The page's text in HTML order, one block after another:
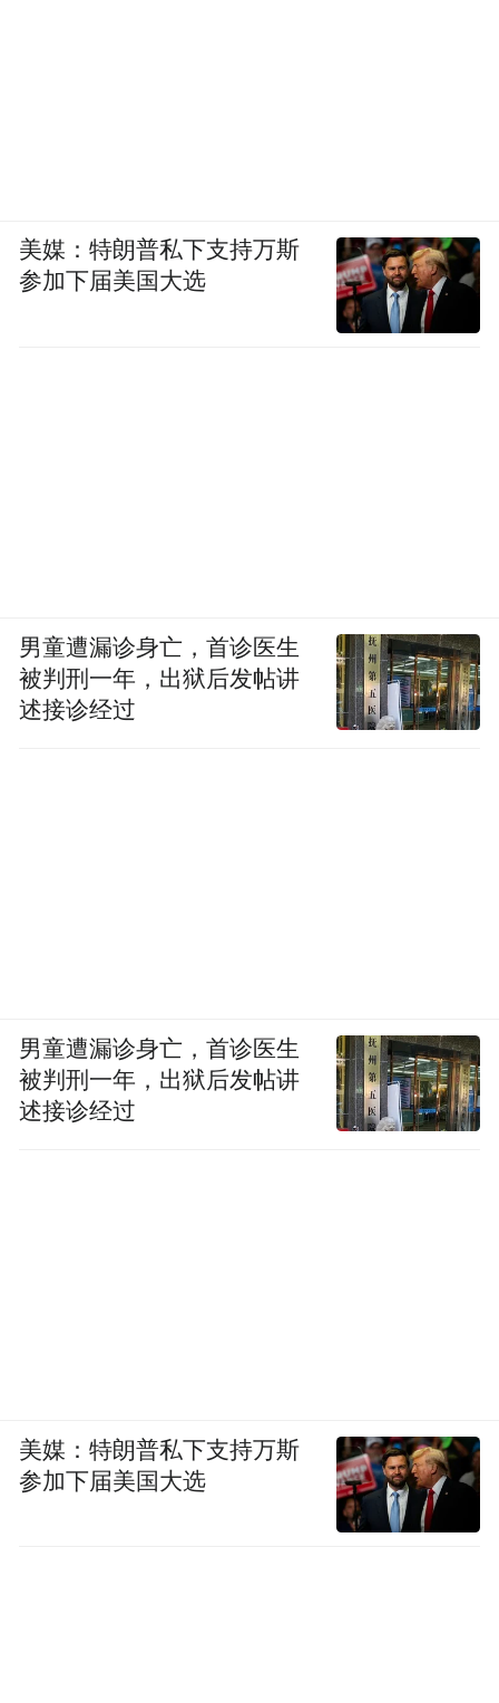
美媒：特朗普私下支持万斯
参加下届美国大选
男童遭漏诊身亡，首诊医生
被判刑一年，出狱后发帖讲
述接诊经过
男童遭漏诊身亡，首诊医生
被判刑一年，出狱后发帖讲
述接诊经过
美媒：特朗普私下支持万斯
参加下届美国大选